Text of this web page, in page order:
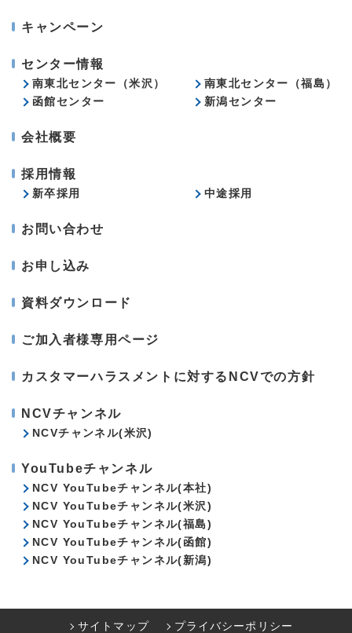
キャンペーン
センター情報
南東北センター（米沢）
南東北センター（福島）
函館センター
新潟センター
会社概要
採用情報
新卒採用 中途採用
お問い合わせ
お申し込み
資料ダウンロード
ご加入者様専用ページ
カスタマーハラスメントに対するNCVでの方針
NCVチャンネル
NCVチャンネル(米沢)
YouTubeチャンネル
NCV YouTubeチャンネル(本社)
NCV YouTubeチャンネル(米沢)
NCV YouTubeチャンネル(福島)
NCV YouTubeチャンネル(函館)
NCV YouTubeチャンネル(新潟)
サイトマップ プライバシーポリシー